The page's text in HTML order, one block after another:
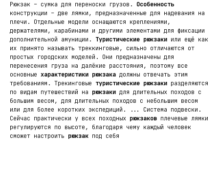
Рюкзак – сумка для переноски грузов. Особенность
конструкции – две лямки, предназначенные для надевания на
плечи. Отдельные модели оснащаются креплениями,
держателями, карабинами и другими элементами для фиксации
дополнительной амуниции. Туристические рюкзаки или ещё как
их принято называть треккинговые, сильно отличаются от
простых городских моделей. Они предназначены для
перенесения груза на далёкие расстояния, поэтому все
основные характеристики рюкзака должны отвечать этим
требованиям. Трекинговые туристические рюкзаки разделяются
по видам путешествий на рюкзаки для длительных походов c
большим весом, для длительных походов с небольшим весом
или для более коротких экспедиций. ... Система подвески.
Сейчас практически у всех походных рюкзаков плечевые лямки
регулируются по высоте, благодаря чему каждый человек
сможет настроить рюкзак под себя